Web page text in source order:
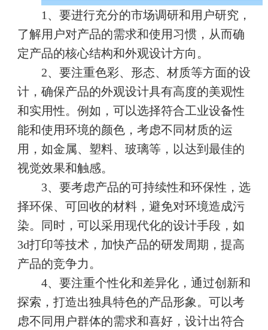
1、要进行充分的市场调研和用户研究，
了解用户对产品的需求和使用习惯，从而确
定产品的核心结构和外观设计方向。
2、要注重色彩、形态、材质等方面的设
计，确保产品的外观设计具有高度的美观性
和实用性。例如，可以选择符合工业设备性
能和使用环境的颜色，考虑不同材质的运
用，如金属、塑料、玻璃等，以达到最佳的
视觉效果和触感。
3、要考虑产品的可持续性和环保性，选
择环保、可回收的材料，避免对环境造成污
染。同时，可以采用现代化的设计手段，如
3d打印等技术，加快产品的研发周期，提高
产品的竞争力。
4、要注重个性化和差异化，通过创新和
探索，打造出独具特色的产品形象。可以考
虑不同用户群体的需求和喜好，设计出符合